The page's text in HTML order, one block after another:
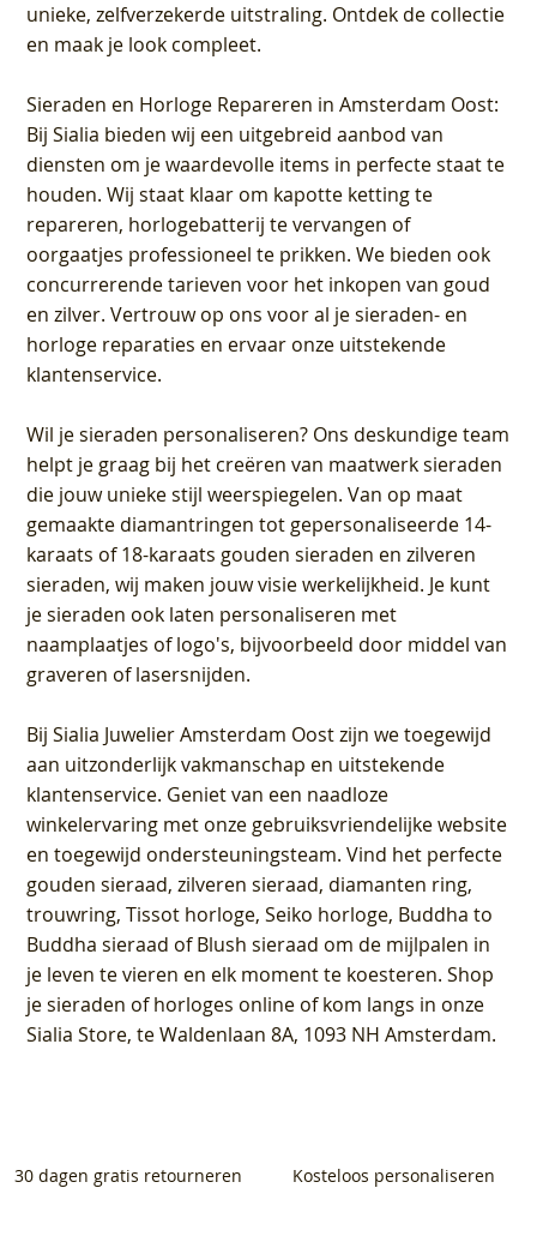
unieke, zelfverzekerde uitstraling. Ontdek de collectie
en maak je look compleet.
Sieraden en Horloge Repareren in Amsterdam Oost:
Bij Sialia bieden wij een uitgebreid aanbod van
diensten om je waardevolle items in perfecte staat te
houden. Wij staat klaar om kapotte ketting te
repareren, horlogebatterij te vervangen of
oorgaatjes professioneel te prikken. We bieden ook
concurrerende tarieven voor het inkopen van goud
en zilver. Vertrouw op ons voor al je sieraden- en
horloge reparaties en ervaar onze uitstekende
klantenservice.
Wil je sieraden personaliseren? Ons deskundige team
helpt je graag bij het creëren van maatwerk sieraden
die jouw unieke stijl weerspiegelen. Van op maat
gemaakte diamantringen tot gepersonaliseerde 14-
karaats of 18-karaats gouden sieraden en zilveren
sieraden, wij maken jouw visie werkelijkheid. Je kunt
je sieraden ook laten personaliseren met
naamplaatjes of logo's, bijvoorbeeld door middel van
graveren of lasersnijden.
BijSialia Juwelier Amsterdam Oostzijn we toegewijd
aan uitzonderlijk vakmanschap en uitstekende
klantenservice. Geniet van een naadloze
winkelervaring met onze gebruiksvriendelijke website
en toegewijd ondersteuningsteam. Vind het perfecte
gouden sieraad, zilveren sieraad, diamanten ring,
trouwring, Tissot horloge, Seiko horloge, Buddha to
Buddha sieraad of Blush sieraad om de mijlpalen in
je leven te vieren en elk moment te koesteren. Shop
je sieraden of horloges online of kom langs in onze
Sialia Store, te Waldenlaan 8A, 1093 NH Amsterdam.
30 dagen gratis retourneren Kosteloos personaliseren